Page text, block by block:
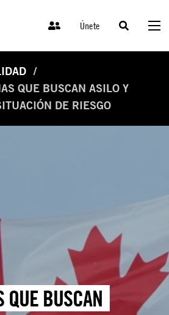
Únete
QUE BUSCAN ASILO Y
DE RIESGO
QUE BUSCAN